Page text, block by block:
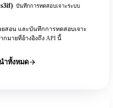
บันทึกการทดสอบเจาะระบบ
สอน และบันทึกการทดสอบเจาะ
กมายที่อ้างอิงถึง API นี้
ำทั้งหมด